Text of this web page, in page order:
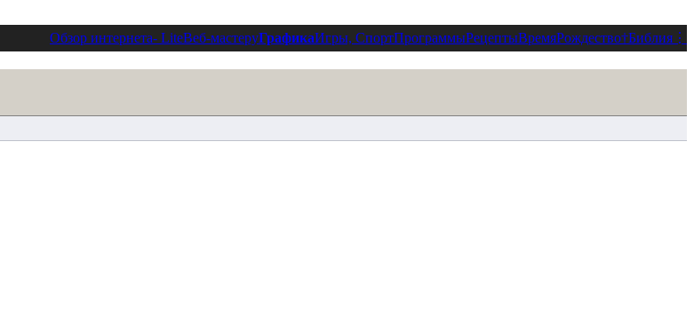
Обзор интернета- LiteВеб-мастеруГрафикаИгры, СпортПрограммыРецептыВремяРождество†Библия ⋮